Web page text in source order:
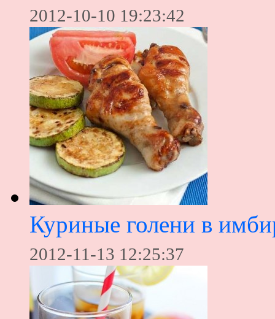
2012-10-10 19:23:42
Куриные голени в
2012-11-13 12:25:37